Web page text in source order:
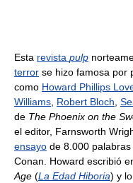
Esta revista pulp
terror se hizo famosa por
como Howard Phillips
Williams, Robert Bloch,
de The Phoenix on the
el editor, Farnsworth
ensayo de 8.000
Conan. Howard escribió
Age (La Edad Hiboria) y